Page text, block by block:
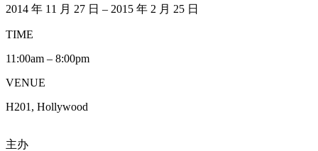
2014 年 11 月 27 日 – 2015 年 2 月 25 日
TIME
11:00am – 8:00pm
VENUE
H201, Hollywood
主办